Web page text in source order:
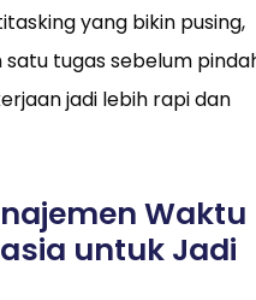
yang bikin pusing,
tugas sebelum
jadi lebih rapi dan
Waktu
untuk Jadi